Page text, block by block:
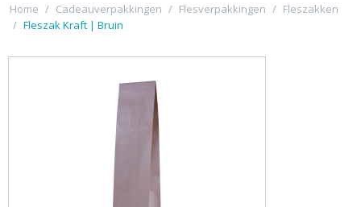
Home / Cadeauverpakkingen / Flesverpakkingen / Fleszakken
/ Fleszak Kraft | Bruin